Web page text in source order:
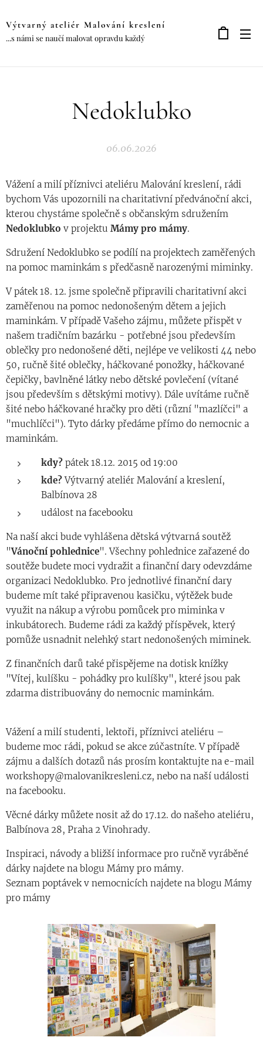
Výtvarný ateliér Malování kreslení
...s námi se naučí malovat opravdu každý
Nedoklubko
06.06.2026
Vážení a milí příznivci ateliéru Malování kreslení, rádi
bychom Vás upozornili na charitativní předvánoční akci,
kterou chystáme společně s občanským sdružením
Nedoklubko v projektu Mámy pro mámy.
Sdružení Nedoklubko se podílí na projektech zaměřených
na pomoc maminkám s předčasně narozenými miminky.
V pátek 18. 12. jsme společně připravili charitativní akci
zaměřenou na pomoc nedonošeným dětem a jejich
maminkám. V případě Vašeho zájmu, můžete přispět v
našem tradičním bazárku - potřebné jsou především
oblečky pro nedonošené děti, nejlépe ve velikosti 44 nebo
50, ručně šité oblečky, háčkované ponožky, háčkované
čepičky, bavlněné látky nebo dětské povlečení (vítané
jsou především s dětskými motivy). Dále uvítáme ručně
šité nebo háčkované hračky pro děti (různí "mazlíčci" a
"muchlíčci"). Tyto dárky předáme přímo do nemocnic a
maminkám.
kdy? pátek 18.12. 2015 od 19:00
kde?Výtvarný ateliér Malování a kreslení,
Balbínova 28
událost na facebooku
Na naší akci bude vyhlášena dětská výtvarná soutěž
"Vánoční pohlednice". Všechny pohlednice zařazené do
soutěže budete moci vydražit a finanční dary odevzdáme
organizaci Nedoklubko. Pro jednotlivé finanční dary
budeme mít také připravenou kasičku, výtěžek bude
využit na nákup a výrobu pomůcek pro miminka v
inkubátorech. Budeme rádi za každý příspěvek, který
pomůže usnadnit nelehký start nedonošených miminek.
Z finančních darů také přispějeme na dotisk knížky
"Vítej, kulíšku - pohádky pro kulíšky", které jsou pak
zdarma distribuovány do nemocnic maminkám.
Vážení a milí studenti, lektoři, příznivci ateliéru –
budeme moc rádi, pokud se akce zúčastníte. V případě
zájmu a dalších dotazů nás prosím kontaktujte na e-mail
workshopy@malovanikresleni.cz, nebo na naší události
na facebooku.
Věcné dárky můžete nosit až do 17.12. do našeho ateliéru,
Balbínova 28, Praha 2 Vinohrady.
Inspiraci, návody a bližší informace pro ručně vyráběné
dárky najdete na blogu Mámy pro mámy.
Seznam poptávek v nemocnicích najdete na blogu Mámy
pro mámy